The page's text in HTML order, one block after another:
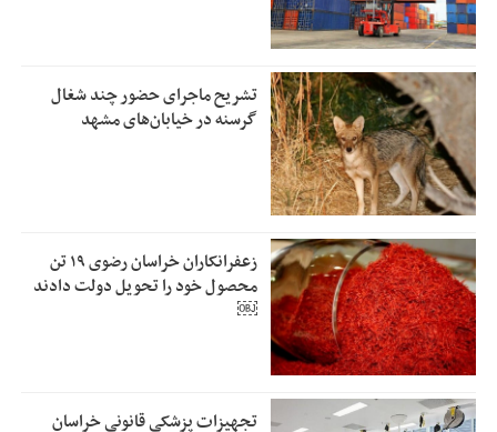
تشریح ماجرای حضور چند شغال
گرسنه در خیابان‌های مشهد
زعفرانکاران خراسان رضوی ۱۹ تن
محصول خود را تحویل دولت دادند
￼
تجهیزات پزشکی قانونی خراسان